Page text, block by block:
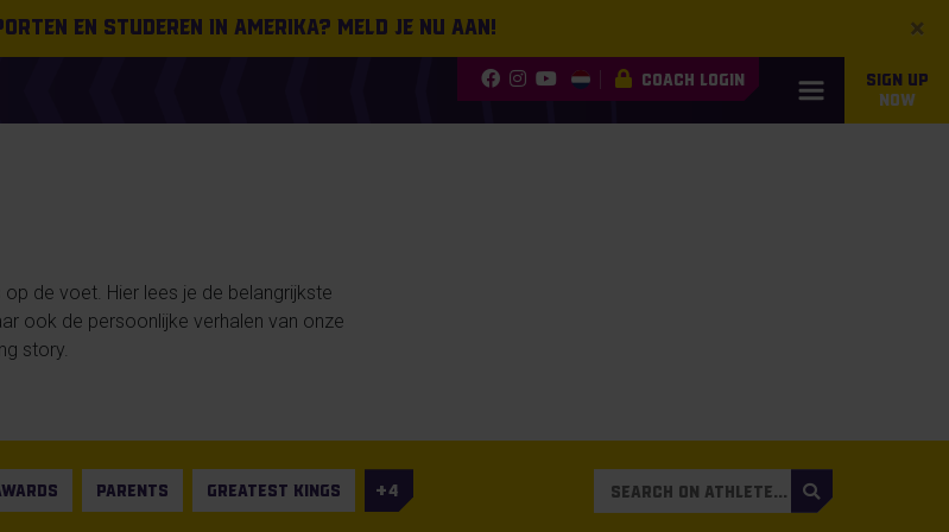
×
en studeren in Amerika? Meld je nu aan!
COACH LOGIN
SIGN UP
NOW
de voet. Hier lees je de belangrijkste
ook de persoonlijke verhalen van onze
story.
PARENTS GREATEST KINGS 4